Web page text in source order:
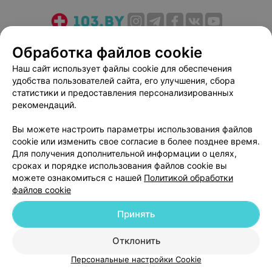
Медицинский маркетинг
Публичный договор
Пользовательское соглашение
Способы оплаты
Вакансии
Партнеры
Написать руководителю 103.by
Персональные настройки cookie
Обработка персональных данных
© 2026 ООО «Артокс Лаб», УНП 191700409| 220012, Республика Беларусь,
г. Минск, улица Толбухина, 2, пом. 16 | help@103.by
Обработка файлов cookie
Наш сайт использует файлы cookie для обеспечения
удобства пользователей сайта, его улучшения, сбора
статистики и предоставления персонализированных
рекомендаций.
Вы можете настроить параметры использования файлов
cookie или изменить свое согласие в более позднее время.
Для получения дополнительной информации о целях,
сроках и порядке использования файлов cookie вы
можете ознакомиться с нашей Политикой обработки
файлов cookie
Отклонить
Принять
Персональные настройки Cookie